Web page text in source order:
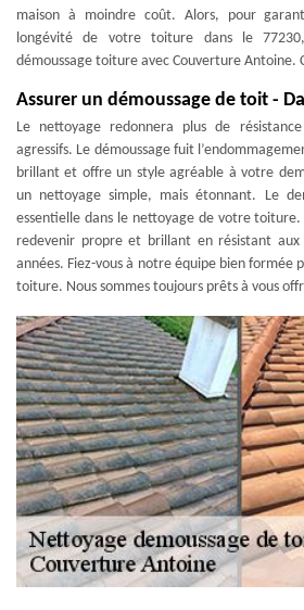
maison à moindre coût. Alors, pour
longévité de votre toiture dans le
démoussage toiture avec Couverture Antoine.
Assurer un démoussage de toit -
Le nettoyage redonnera plus de
agressifs. Le démoussage fuit
brillant et offre un style agréable à votre
un nettoyage simple, mais étonnant. Le
essentielle dans le nettoyage de votre
redevenir propre et brillant en résistant aux
années. Fiez-vous à notre équipe bien formée
toiture. Nous sommes toujours prêts à vous